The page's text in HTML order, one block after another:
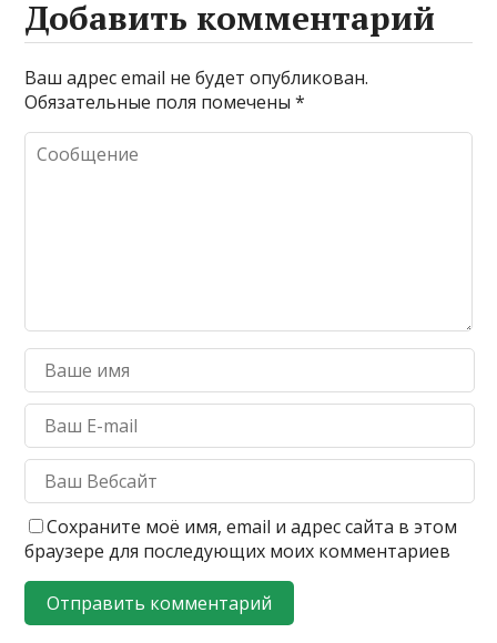
Добавить комментарий
Ваш адрес email не будет опубликован.
Обязательные поля помечены*
Сохраните моё имя, email и адрес сайта в этом
браузере для последующих моих комментариев